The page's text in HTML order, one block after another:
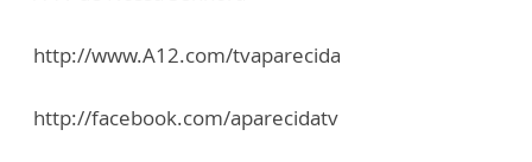
http://www.A12.com/tvaparecida
http://facebook.com/aparecidatv